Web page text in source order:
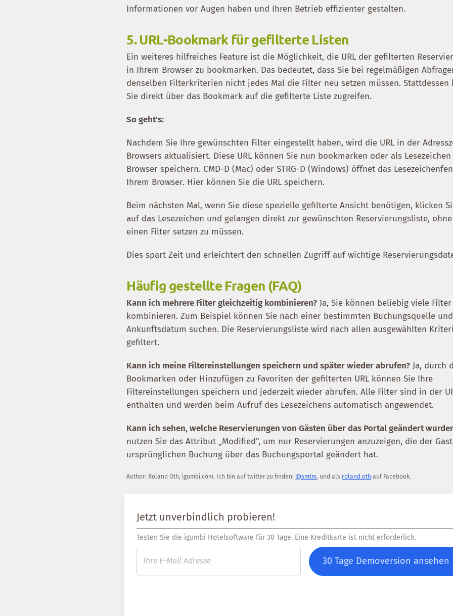
Informationen vor Augen haben und Ihren Betrieb effizienter gestalten.
5.URL-Bookmark für gefilterte Listen
Ein weiteres hilfreiches Feature ist die Möglichkeit, die URL der gefilterten
in Ihrem Browser zu bookmarken. Das bedeutet, dass Sie bei regelmäßigen
denselben Filterkriterien nicht jedes Mal die Filter neu setzen müssen. Stattdessen
Sie direkt über das Bookmark auf die gefilterte Liste zugreifen.
So geht's:
Nachdem Sie Ihre gewünschten Filter eingestellt haben, wird die URL in der
Browsers aktualisiert. Diese URL können Sie nun bookmarken oder als
Browser speichern. CMD-D (Mac) oder STRG-D (Windows) öffnet das
Ihrem Browser. Hier können Sie die URL speichern.
Beim nächsten Mal, wenn Sie diese spezielle gefilterte Ansicht benötigen, klicken
auf das Lesezeichen und gelangen direkt zur gewünschten Reservierungsliste,
einen Filter setzen zu müssen.
Dies spart Zeit und erleichtert den schnellen Zugriff auf wichtige
Häufig gestellte Fragen (FAQ)
Kann ich mehrere Filter gleichzeitig kombinieren? Ja, Sie können beliebig viele Filter
kombinieren. Zum Beispiel können Sie nach einer bestimmten Buchungsquelle
Ankunftsdatum suchen. Die Reservierungsliste wird nach allen ausgewählten
gefiltert.
Kann ich meine Filtereinstellungen speichern und später wieder abrufen? Ja, durch
Bookmarken oder Hinzufügen zu Favoriten der gefilterten URL können Sie Ihre
Filtereinstellungen speichern und jederzeit wieder abrufen. Alle Filter sind in der
enthalten und werden beim Aufruf des Lesezeichens automatisch angewendet.
Kann ich sehen, welche Reservierungen von Gästen über das Portal geändert
nutzen Sie das Attribut „Modified", um nur Reservierungen anzuzeigen, die der
ursprünglichen Buchung über das Buchungsportal geändert hat.
Author: Roland Oth, igumbi.com. Ich bin auf twitter zu finden: @smtm, und als roland.oth auf Facebook.
Jetzt unverbindlich probieren!
Testen Sie die igumbi Hotelsoftware für 30 Tage. Eine Kreditkarte ist nicht erforderlich.
30 Tage Demoversion ansehen